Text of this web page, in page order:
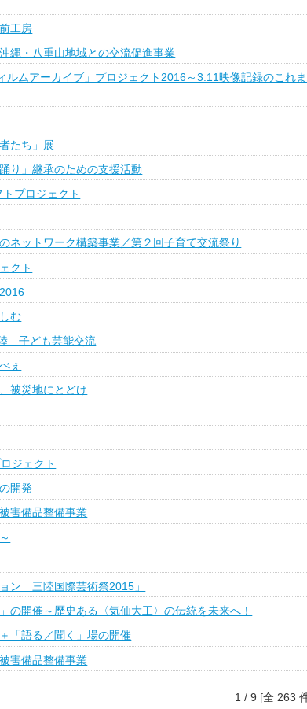
工房
縄・八重山地域との交流促進事業
ルムアーカイブ」プロジェクト2016～3.11映像記録のこれま
たち」展
り」継承のための支援活動
プロジェクト
ネットワーク構築事業／第２回子育て交流祭り
クト
む
子ども芸能交流
ぇ
被災地にとどけ
ジェクト
開発
害備品整備事業
ン 三陸国際芸術祭2015」
の開催～歴史ある〈気仙大工〉の伝統を未来へ！
「語る／聞く」場の開催
害備品整備事業
1 / 9 [全 263